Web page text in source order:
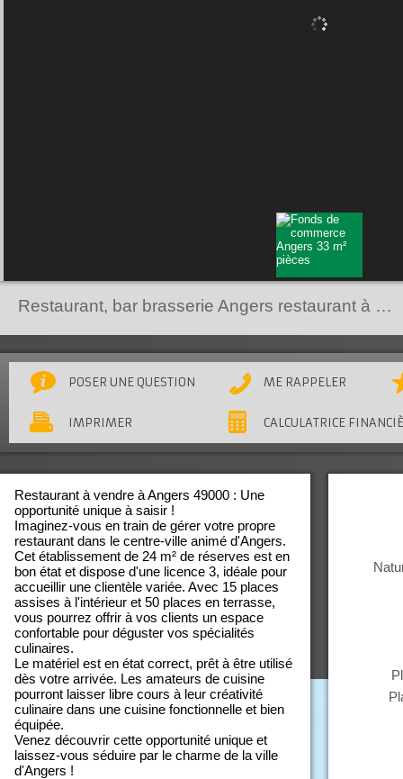
Restaurant, bar brasserie Angers restaurant à vendre,
POSER UNE QUESTION ME RAPPELER
IMPRIMER CALCULATRICE
Restaurant à vendre à Angers 49000 : Une
opportunité unique à saisir !
Imaginez-vous en train de gérer votre propre
restaurant dans le centre-ville animé d'Angers.
Cet établissement de 24 m² de réserves est en
bon état et dispose d'une licence 3, idéale pour
accueillir une clientèle variée. Avec 15 places
assises à l'intérieur et 50 places en terrasse,
vous pourrez offrir à vos clients un espace
confortable pour déguster vos spécialités
culinaires.
Le matériel est en état correct, prêt à être utilisé
dès votre arrivée. Les amateurs de cuisine
pourront laisser libre cours à leur créativité
culinaire dans une cuisine fonctionnelle et bien
équipée.
Venez découvrir cette opportunité unique et
laissez-vous séduire par le charme de la ville
d'Angers !